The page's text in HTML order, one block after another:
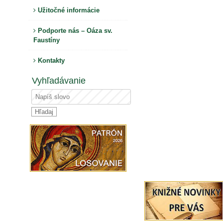
Užitočné informácie
Podporte nás – Oáza sv.
Faustíny
Kontakty
Vyhľadávanie